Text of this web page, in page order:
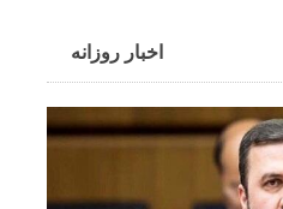
اخبار روزانه